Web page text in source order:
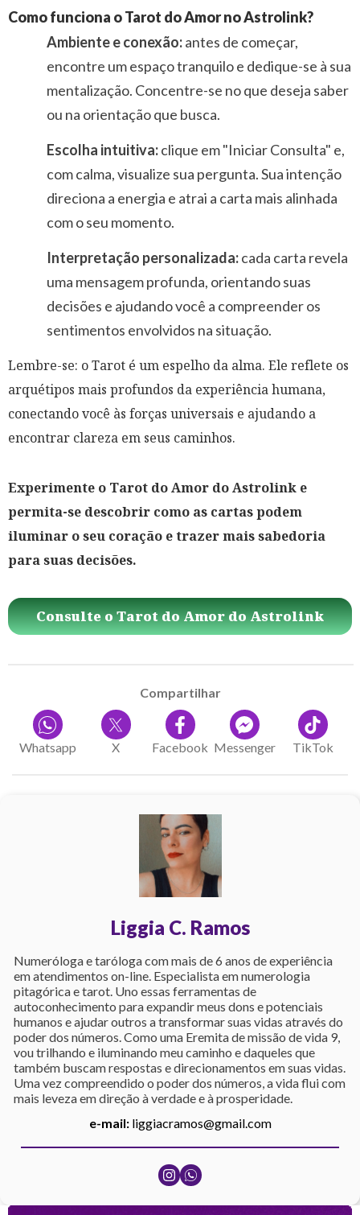
Como funciona o Tarot do Amor no Astrolink?
Ambiente e conexão:antes de começar,
encontre um espaço tranquilo e dedique-se à sua
mentalização. Concentre-se no que deseja saber
ou na orientação que busca.
Escolha intuitiva:clique em "Iniciar Consulta" e,
com calma, visualize sua pergunta. Sua intenção
direciona a energia e atrai a carta mais alinhada
com o seu momento.
Interpretação personalizada:cada carta revela
uma mensagem profunda, orientando suas
decisões e ajudando você a compreender os
sentimentos envolvidos na situação.
Lembre-se: o Tarot é um espelho da alma. Ele reflete os
arquétipos mais profundos da experiência humana,
conectando você às forças universais e ajudando a
encontrar clareza em seus caminhos.
Experimente o Tarot do Amor do Astrolink e
permita-se descobrir como as cartas podem
iluminar o seu coração e trazer mais sabedoria
para suas decisões.
Consulte o Tarot do Amor do Astrolink
Compartilhar
Whatsapp X Facebook Messenger TikTok
Liggia C. Ramos
Numeróloga e taróloga com mais de 6 anos de experiência
em atendimentos on-line. Especialista em numerologia
pitagórica e tarot. Uno essas ferramentas de
autoconhecimento para expandir meus dons e potenciais
humanos e ajudar outros a transformar suas vidas através do
poder dos números. Como uma Eremita de missão de vida 9,
vou trilhando e iluminando meu caminho e daqueles que
também buscam respostas e direcionamentos em suas vidas.
Uma vez compreendido o poder dos números, a vida flui com
mais leveza em direção à verdade e à prosperidade.
e-mail: liggiacramos@gmail.com